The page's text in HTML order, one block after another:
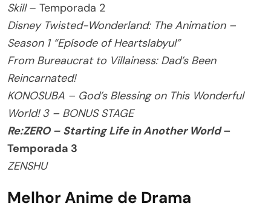
Skill– Temporada 2
Disney Twisted-Wonderland: The Animation –
Season 1 “Epísode of Heartslabyul”
From Bureaucrat to Villainess: Dad’s Been
Reincarnated!
KONOSUBA – God’s Blessing on This Wonderful
World! 3 – BONUS STAGE
Re:ZERO – Starting Life in Another World–
Temporada 3
ZENSHU
Melhor Anime de Drama